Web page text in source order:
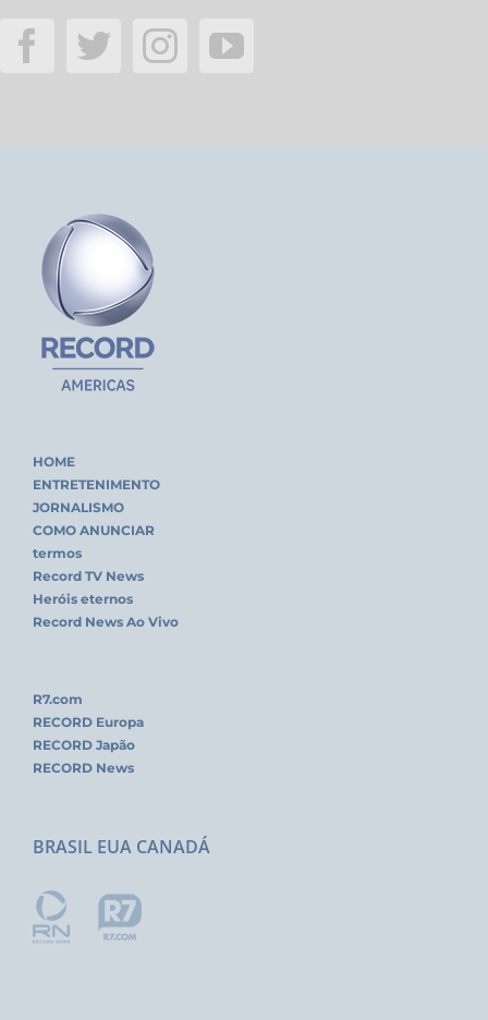
HOME
ENTRETENIMENTO
JORNALISMO
COMO ANUNCIAR
termos
Record TV News
Heróis eternos
Record News Ao Vivo
R7.com
RECORD Europa
RECORD Japão
RECORD News
BRASIL EUA CANADÁ